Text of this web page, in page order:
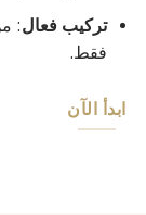
تركيب فعال
فقط.
ابدأ الآن